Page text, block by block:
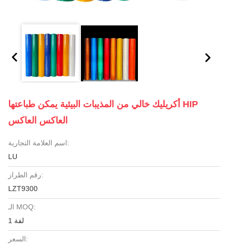
أكريليك خالي من المذيبات البيئية يمكن طباعتها HIP
العاكس العاكس
اسم العلامة التجارية:
LU
رقم الطراز:
LZT9300
الـ MOQ:
1 لفة
السعر: